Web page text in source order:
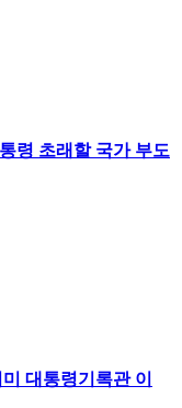
령 초래할 국가 부도
대통령기록관 이